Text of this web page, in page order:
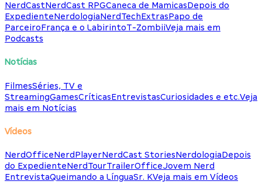
NerdCastNerdCast RPGCaneca de MamicasDepois do
ExpedienteNerdologiaNerdTechExtrasPapo de
ParceiroFrança e o LabirintoT-ZombiiVeja mais em
Podcasts
Notícias
FilmesSéries, TV e
StreamingGamesCríticasEntrevistasCuriosidades e etc.Veja
mais em Notícias
Vídeos
NerdOfficeNerdPlayerNerdCast StoriesNerdologiaDepois
do ExpedienteNerdTourTrailerOfficeJovem Nerd
EntrevistaQueimando a LínguaSr. KVeja mais em Vídeos